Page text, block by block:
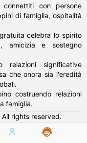
connettiti con persone
di famiglia, ospitalità
celebra lo spirito
amicizia e sostegno
relazioni significative
che onora sia l'eredità
costruendo relazioni
famiglia.
All rights reserved.